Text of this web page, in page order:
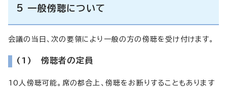
5 一般傍聴について
会議の当日、次の要領により一般の方の傍聴を受け付けます。
(1) 傍聴者の定員
10人傍聴可能。席の都合上、傍聴をお断りすることもあります